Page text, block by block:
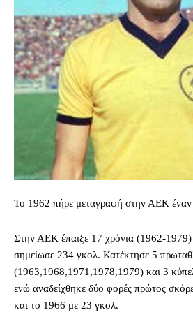
Το 1962 πήρε μεταγραφή στην ΑΕΚ
Στην ΑΕΚ έπαιξε 17 χρόνια (1962-
σημείωσε 234 γκολ. Κατέκτησε 5
(1963,1968,1971,1978,1979) και 3
ενώ αναδείχθηκε δύο φορές πρώτος
και το 1966 με 23 γκολ.